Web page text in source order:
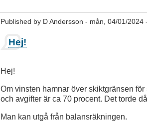
Published by D Andersson - mån, 04/01/2024
Hej!
Hej!
Om vinsten hamnar över skiktgränsen
och avgifter är ca 70 procent. Det torde
Man kan utgå från balansräkningen.